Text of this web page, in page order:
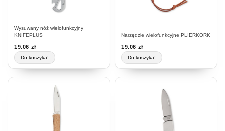
Wysuwany nóż wielofunkcyjny
KNIFEPLUS
19.06 zł
Do koszyka!
Narzędzie wielofunkcyjne PLIERKORK
19.06 zł
Do koszyka!